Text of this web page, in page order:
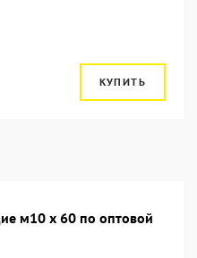
КУПИТЬ
м10 х 60 по оптовой